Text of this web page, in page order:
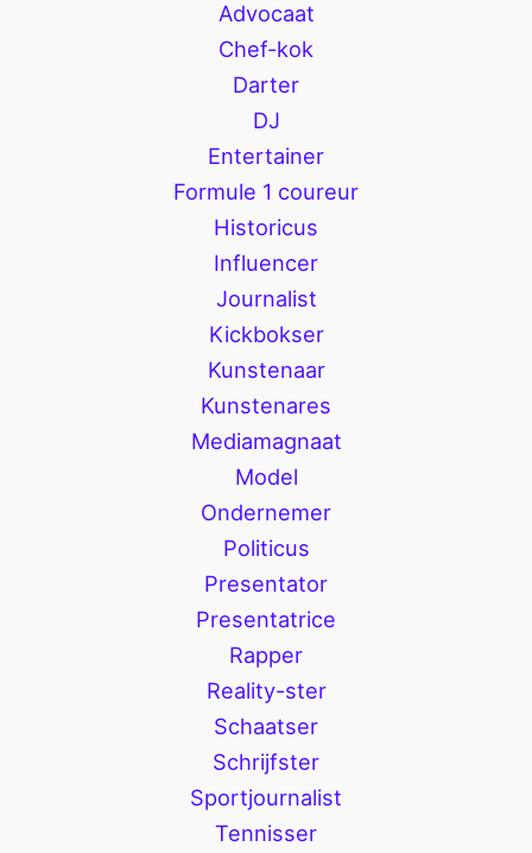
Advocaat
Chef-kok
Darter
DJ
Entertainer
Formule 1 coureur
Historicus
Influencer
Journalist
Kickbokser
Kunstenaar
Kunstenares
Mediamagnaat
Model
Ondernemer
Politicus
Presentator
Presentatrice
Rapper
Reality-ster
Schaatser
Schrijfster
Sportjournalist
Tennisser